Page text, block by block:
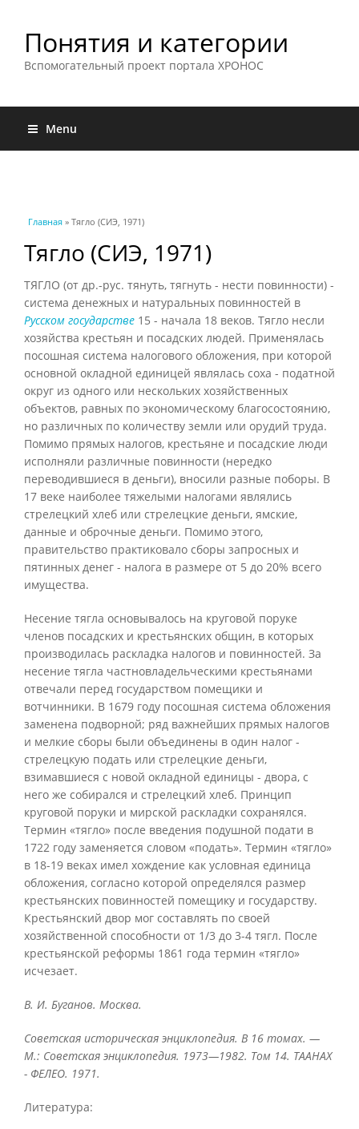
Понятия и категории
Вспомогательный проект портала ХРОНОС
Menu
Вы здесь
Главная » Тягло (СИЭ, 1971)
Тягло (СИЭ, 1971)
ТЯГЛО (от др.-рус. тянуть, тягнуть - нести повинности) -
система денежных и натуральных повинностей в
Русском государстве 15 - начала 18 веков. Тягло несли
хозяйства крестьян и посадских людей. Применялась
посошная система налогового обложения, при которой
основной окладной единицей являлась соха - податной
округ из одного или нескольких хозяйственных
объектов, равных по экономическому благосостоянию,
но различных по количеству земли или орудий труда.
Помимо прямых налогов, крестьяне и посадские люди
исполняли различные повинности (нередко
переводившиеся в деньги), вносили разные поборы. В
17 веке наиболее тяжелыми налогами являлись
стрелецкий хлеб или стрелецкие деньги, ямские,
данные и оброчные деньги. Помимо этого,
правительство практиковало сборы запросных и
пятинных денег - налога в размере от 5 до 20% всего
имущества.
Несение тягла основывалось на круговой поруке
членов посадских и крестьянских общин, в которых
производилась раскладка налогов и повинностей. За
несение тягла частновладельческими крестьянами
отвечали перед государством помещики и
вотчинники. В 1679 году посошная система обложения
заменена подворной; ряд важнейших прямых налогов
и мелкие сборы были объединены в один налог -
стрелецкую подать или стрелецкие деньги,
взимавшиеся с новой окладной единицы - двора, с
него же собирался и стрелецкий хлеб. Принцип
круговой поруки и мирской раскладки сохранялся.
Термин «тягло» после введения подушной подати в
1722 году заменяется словом «подать». Термин «тягло»
в 18-19 веках имел хождение как условная единица
обложения, согласно которой определялся размер
крестьянских повинностей помещику и государству.
Крестьянский двор мог составлять по своей
хозяйственной способности от 1/3 до 3-4 тягл. После
крестьянской реформы 1861 года термин «тягло»
исчезает.
В. И. Буганов. Москва.
Советская историческая энциклопедия. В 16 томах. —
М.: Советская энциклопедия. 1973—1982. Том 14. ТААНАХ
- ФЕЛЕО. 1971.
Литература: